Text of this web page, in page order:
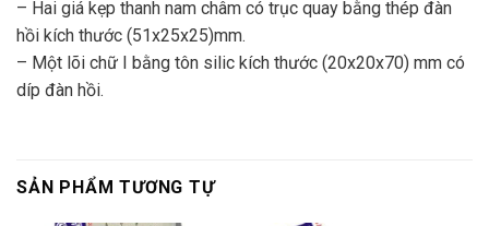
– Hai giá kẹp thanh nam châm có trục quay bằng thép đàn
hồi kích th­ước (51x25x25)mm.
– Một lõi chữ I bằng tôn silic kích thư­ớc (20x20x70) mm có
díp đàn hồi.
SẢN PHẨM TƯƠNG TỰ